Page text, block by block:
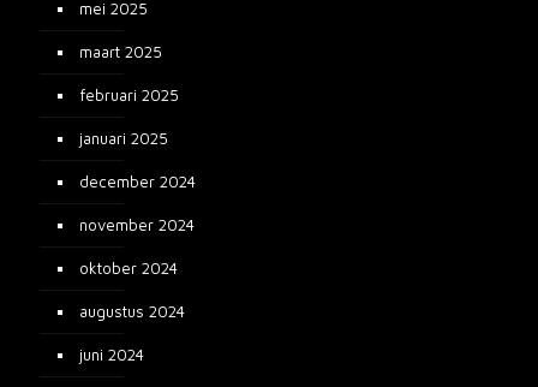
mei 2025
maart 2025
februari 2025
januari 2025
december 2024
november 2024
oktober 2024
augustus 2024
juni 2024